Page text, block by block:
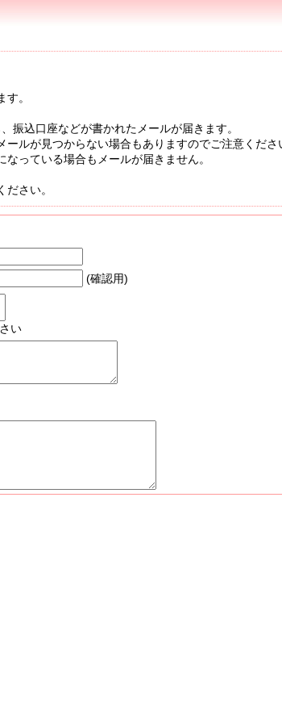
。
込口座などが書かれたメールが届きます。
ルが見つからない場合もありますのでご注意くださ
っている場合もメールが届きません。
さい。
(確認用)
い